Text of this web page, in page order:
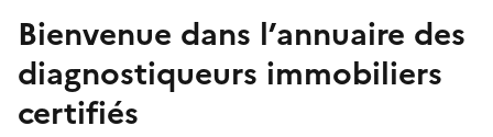
Bienvenue dans l’annuaire des
diagnostiqueurs immobiliers
certifiés